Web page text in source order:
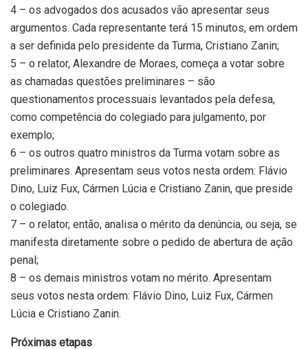
4 – os advogados dos acusados vão apresentar seus
argumentos. Cada representante terá 15 minutos, em ordem
a ser definida pelo presidente da Turma, Cristiano Zanin;
5 – o relator, Alexandre de Moraes, começa a votar sobre
as chamadas questões preliminares – são
questionamentos processuais levantados pela defesa,
como competência do colegiado para julgamento, por
exemplo;
6 – os outros quatro ministros da Turma votam sobre as
preliminares. Apresentam seus votos nesta ordem: Flávio
Dino, Luiz Fux, Cármen Lúcia e Cristiano Zanin, que preside
o colegiado.
7 – o relator, então, analisa o mérito da denúncia, ou seja, se
manifesta diretamente sobre o pedido de abertura de ação
penal;
8 – os demais ministros votam no mérito. Apresentam
seus votos nesta ordem: Flávio Dino, Luiz Fux, Cármen
Lúcia e Cristiano Zanin.
Próximas etapas